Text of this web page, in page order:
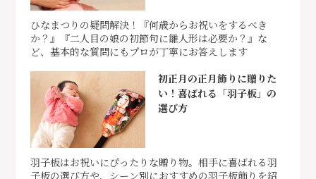
ひなまつりの疑問解決！『何歳からお祝いをするべき
か？』『二人目の娘の初節句に雛人形は必要か？』な
ど、基本的な質問にもプロが丁寧にお答えします
初正月の正月飾りに贈りた
い！喜ばれる「羽子板」の
選び方
羽子板はお祝いにぴったりな贈り物。相手に喜ばれる羽
子板の選び方や、シーン別におすすめの羽子板飾りを紹